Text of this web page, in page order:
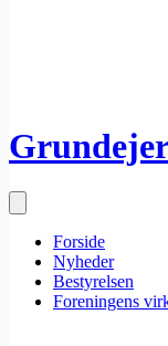
Forside
Nyheder
Bestyrelsen
Foreningens